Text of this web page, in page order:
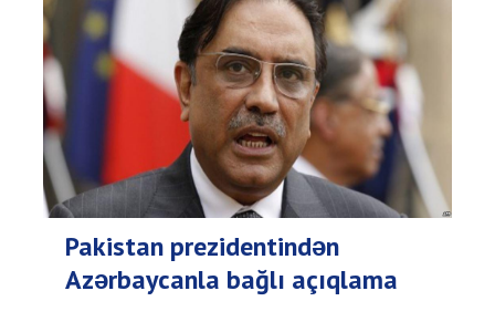
Pakistan prezidentindən
Azərbaycanla bağlı açıqlama